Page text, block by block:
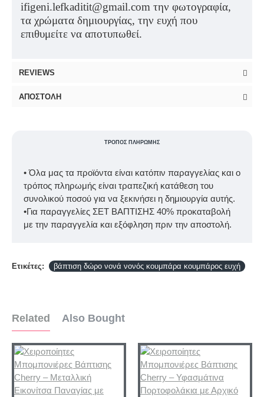
ifigeni.lefkaditit@gmail.com την φωτογραφία,
τα χρώματα δημιουργίας, την ευχή που
επιθυμείτε να αποτυπωθεί.
REVIEWS
ΑΠΟΣΤΟΛΉ
ΤΡΌΠΟΣ ΠΛΗΡΩΜΉΣ
• Όλα μας τα προϊόντα είναι κατόπιν παραγγελίας και ο
τρόπος πληρωμής είναι τραπεζική κατάθεση του
συνολικού ποσού για να ξεκινήσει η δημιουργία αυτής.
•Για παραγγελίες ΣΕΤ ΒΑΠΤΙΣΗΣ 40% προκαταβολή
με την παραγγελία και εξόφληση πριν την αποστολή.
Ετικέτες: βάπτιση δώρο νονά νονός κουμπάρα κουμπάρος ευχή
Related Also Bought